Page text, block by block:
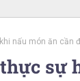
nấu món ăn cần
sự